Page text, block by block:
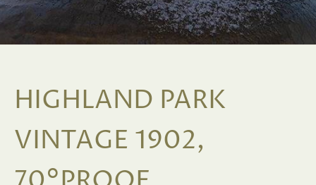
HIGHLAND PARK
VINTAGE 1902,